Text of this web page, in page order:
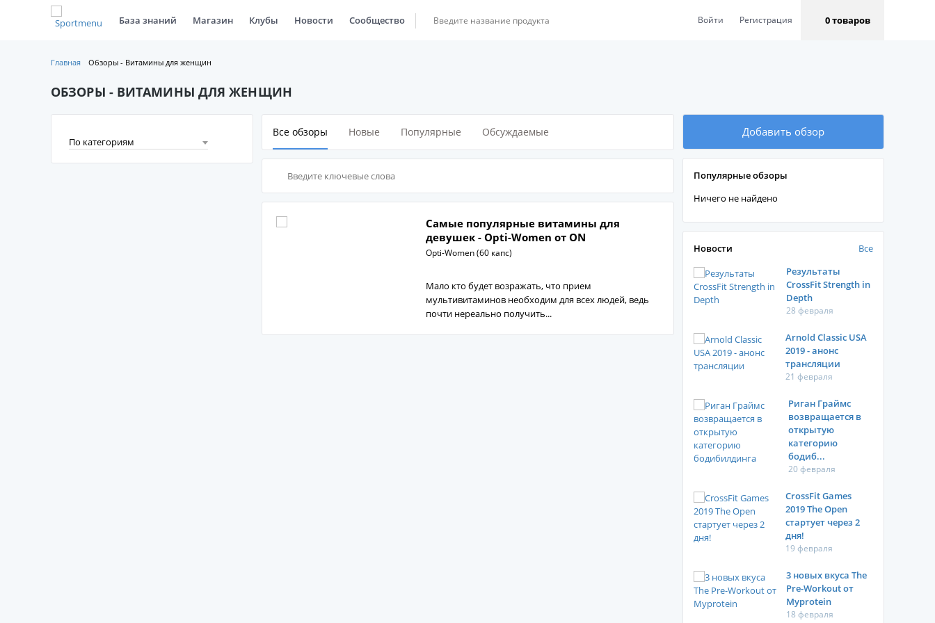
База знаний Магазин Клубы Новости Сообщество Войти Регистрация 0 товаров
Главная Обзоры - Витамины для женщин
ОБЗОРЫ - ВИТАМИНЫ ДЛЯ ЖЕНЩИН
По категориям
Все обзоры Новые Популярные Обсуждаемые
Самые популярные витамины для
девушек - Opti-Women от ON
Opti-Women (60 капс)
Мало кто будет возражать, что прием
мультивитаминов необходим для всех людей, ведь
почти нереально получить...
Добавить обзор
Популярные обзоры
Ничего не найдено
Новости
Все
Результаты
CrossFit Strength in
Depth
28 февраля
Arnold Classic USA
2019 - анонс
трансляции
21 февраля
Риган Граймс
возвращается в
открытую
категорию
бодиб...
20 февраля
CrossFit Games
2019 The Open
стартует через 2
дня!
19 февраля
3 новых вкуса The
Pre-Workout от
Myprotein
18 февраля